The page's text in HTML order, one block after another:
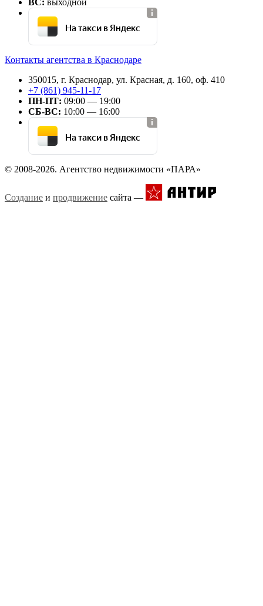
ВС: выходной
На такси в Яндекс
Контакты агентства в Краснодаре
350015, г. Краснодар, ул. Красная, д. 160, оф. 410
+7 (861) 945-11-17
ПН-ПТ: 09:00 — 19:00
СБ-ВС: 10:00 — 16:00
На такси в Яндекс
© 2008-2026. Агентство недвижимости «ПАРА»
Создание и продвижение сайта —